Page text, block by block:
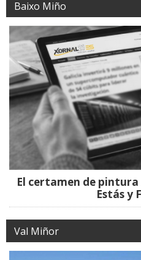
Baixo Miño
El certamen de
Estás y
Val Miñor